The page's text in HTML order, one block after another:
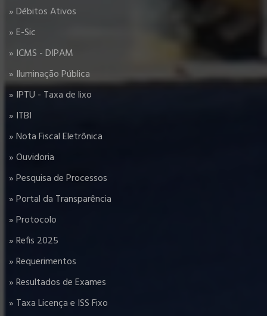
» Débitos Ativos
» E-Sic
» ICMS - DIPAM
» Iluminação Pública
» IPTU - Taxa de lixo
» ITBI
» Nota Fiscal Eletrônica
» Ouvidoria
» Pesquisa de Processos
» Portal da Transparência
» Protocolo
» Refis 2025
» Requerimentos
» Resultados de Exames
» Taxa Licença e ISS Fixo